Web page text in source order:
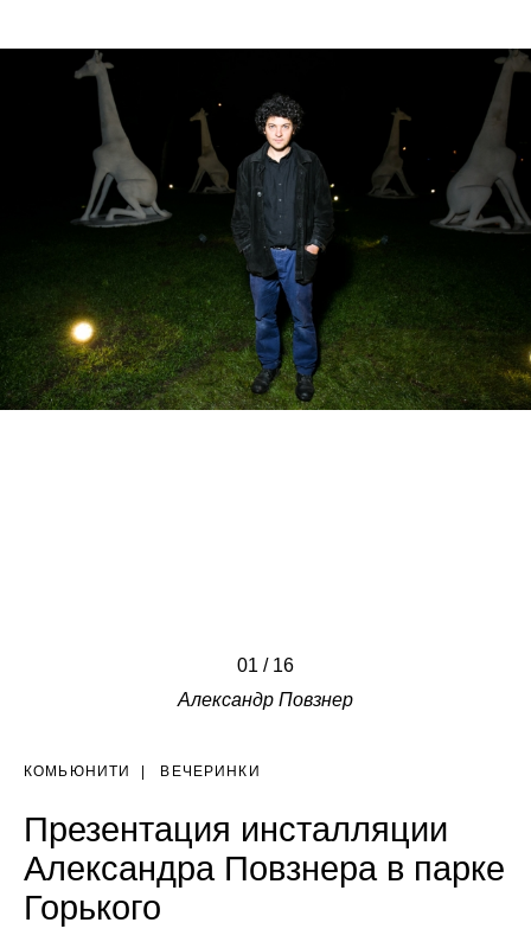
01 / 16
Александр Повзнер
/////////
/////
/
КОМЬЮНИТИ ВЕЧЕРИНКИ
Презентация инсталляции
Александра Повзнера в парке
Горького